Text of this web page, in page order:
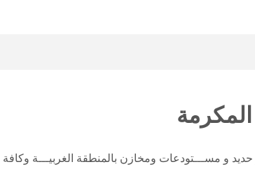
و مســـتودعات ومخازن بالمنطقة الغربيـــة وكافة